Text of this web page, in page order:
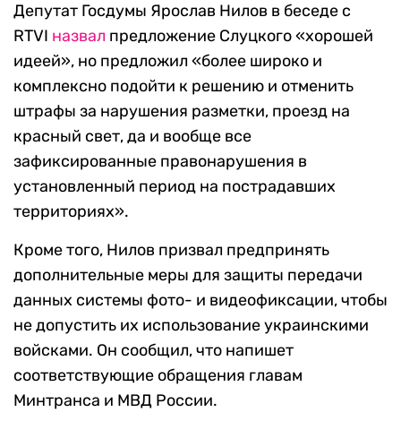
Депутат Госдумы Ярослав Нилов в беседе с
RTVI назвал предложение Слуцкого «хорошей
идеей», но предложил «более широко и
комплексно подойти к решению и отменить
штрафы за нарушения разметки, проезд на
красный свет, да и вообще все
зафиксированные правонарушения в
установленный период на пострадавших
территориях».
Кроме того, Нилов призвал предпринять
дополнительные меры для защиты передачи
данных системы фото- и видеофиксации, чтобы
не допустить их использование украинскими
войсками. Он сообщил, что напишет
соответствующие обращения главам
Минтранса и МВД России.